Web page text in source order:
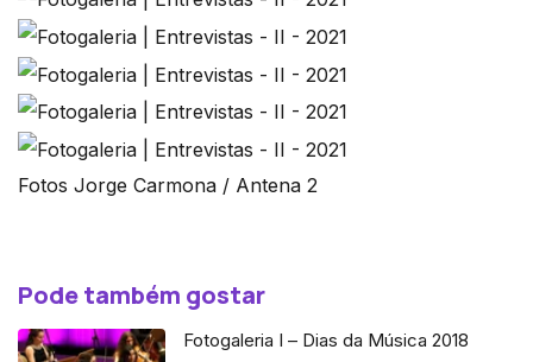
Fotos Jorge Carmona / Antena 2
Pode também gostar
Fotogaleria I – Dias da Música 2018